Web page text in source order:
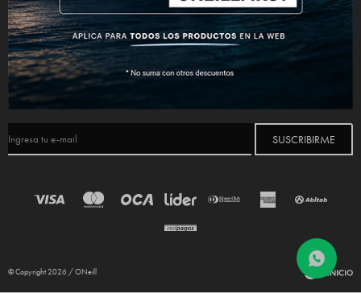
  
NEWSLETTER
SUSCRIBIRME
© Copyright 2026 / ONeill